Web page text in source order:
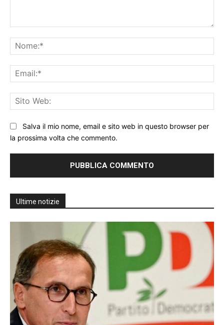
Salva il mio nome, email e sito web in questo browser per
la prossima volta che commento.
Ultime notizie